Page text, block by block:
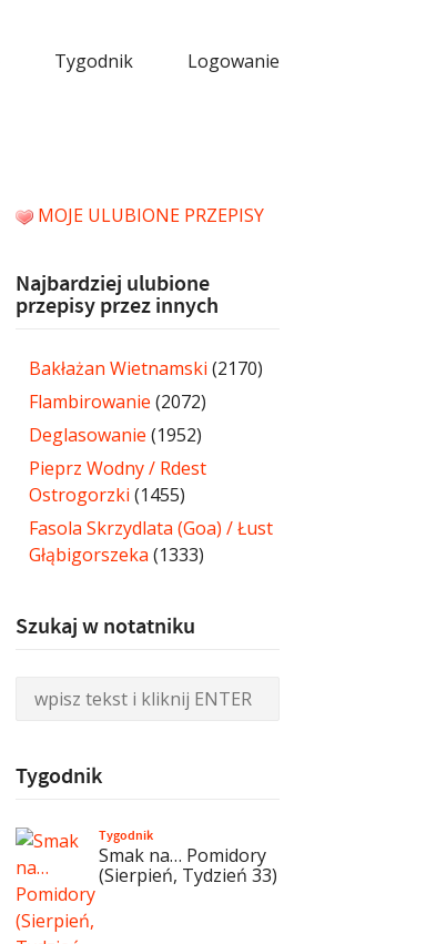
Tygodnik Logowanie
MOJE ULUBIONE PRZEPISY
Najbardziej ulubione
przepisy przez innych
Bakłażan Wietnamski (2170)
Flambirowanie (2072)
Deglasowanie (1952)
Pieprz Wodny / Rdest
Ostrogorzki (1455)
Fasola Skrzydlata (Goa) / Łust
Głąbigorszeka (1333)
Szukaj w notatniku
Tygodnik
Tygodnik
Smak na… Pomidory
(Sierpień, Tydzień 33)